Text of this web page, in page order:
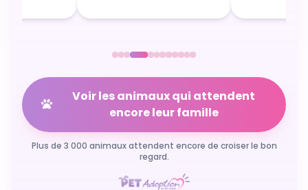
Voir les animaux qui attendent
encore leur famille
Plus de 3 000 animaux attendent encore de croiser le bon
regard.